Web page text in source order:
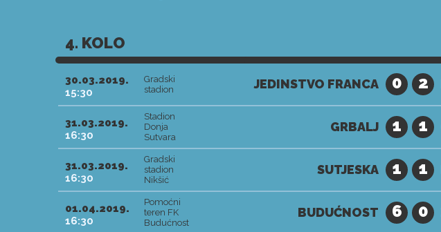
4. KOLO
30.03.2019.
15:30
Gradski
stadion
JEDINSTVO FRANCA 0 2
31.03.2019.
16:30
Stadion
Donja
Sutvara
GRBALJ 1 1
31.03.2019.
16:30
Gradski
stadion
Nikšić
SUTJESKA 1 1
01.04.2019.
16:30
Pomoćni
teren FK
Budućnost
BUDUĆNOST 6 0